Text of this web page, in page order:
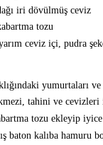
iri dövülmüş ceviz
tozu
ceviz içi, pudra
yumurtaları
tahini ve cevizleri
tozu ekleyip iyice
baton kalıba hamuru